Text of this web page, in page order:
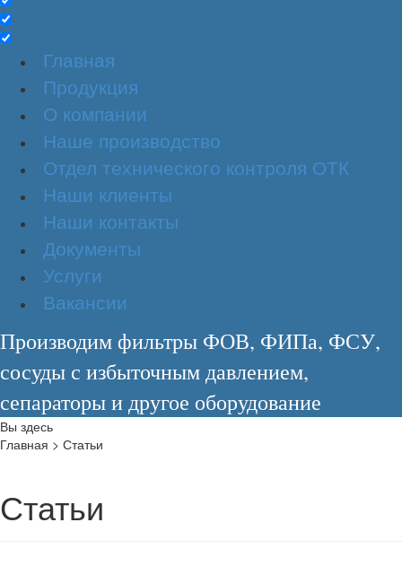
Главная
Продукция
О компании
Наше производство
Отдел технического контроля ОТК
Наши клиенты
Наши контакты
Документы
Услуги
Вакансии
Производим фильтры ФОВ, ФИПа, ФСУ,
сосуды с избыточным давлением,
сепараторы и другое оборудование
Вы здесь
Главная > Статьи
Статьи